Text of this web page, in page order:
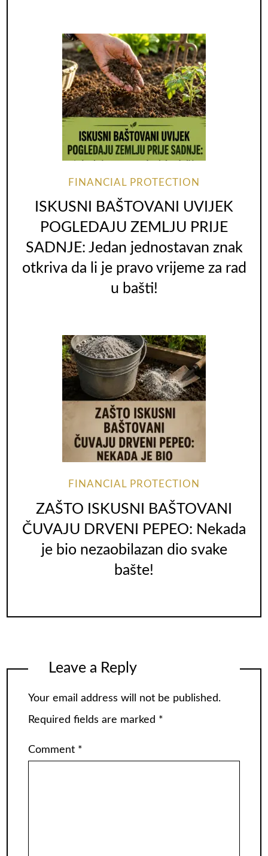
FINANCIAL PROTECTION
ISKUSNI BAŠTOVANI UVIJEK
POGLEDAJU ZEMLJU PRIJE
SADNJE: Jedan jednostavan znak
otkriva da li je pravo vrijeme za rad
u bašti!
FINANCIAL PROTECTION
ZAŠTO ISKUSNI BAŠTOVANI
ČUVAJU DRVENI PEPEO: Nekada
je bio nezaobilazan dio svake
bašte!
Leave a Reply
Your email address will not be published.
Required fields are marked *
Comment *